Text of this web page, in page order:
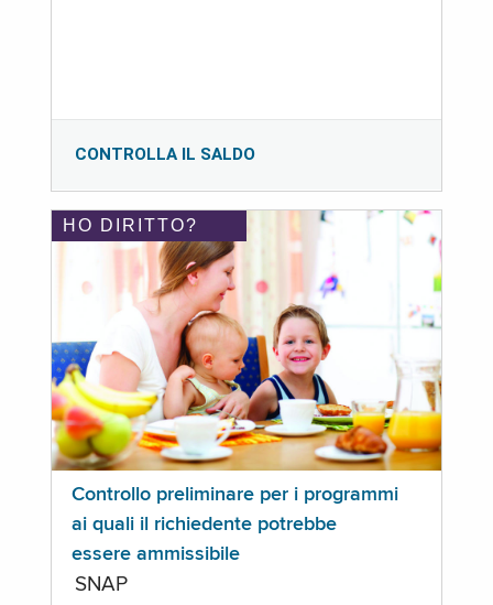
CONTROLLA IL SALDO
HO DIRITTO?
Controllo preliminare per i programmi
ai quali il richiedente potrebbe
essere ammissibile
SNAP